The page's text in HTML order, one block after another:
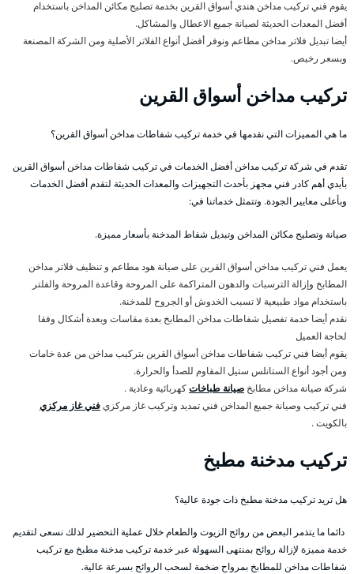
يقوم فني تركيب مداخن هندي أسواق القرين بخدمة تصليح مكائن المداخن باستخدام
أفضل المعدات الحديثة لصيانة جميع الاعطال والمشاكل.
أيضا تبديل فلاتر مداخن مطاعم ونوفر أفضل أنواع الفلاتر الأصلية ومن الشركة المصنعة
وبسعر رخيص.
تركيب مداخن أسواق القرين
ما هي المميزات التي نقدمها في خدمة تركيب شفاطات مداخن أسواق القرين؟
تقدم في شركة تركيب مداخن أفضل الخدمات في تركيب شفاطات مداخن أسواق القرين
بأيدي أهم كادر فني مجهز بأحدث التجهيزات والمعدات الحديثة لتقدم أفضل الخدمات
وبأعلى معايير الجودة. وتتمثل خدماتنا في:
صيانة وتصليح مكائن المداخن وتبديل شفاط المدخنة بأسعار مميزة.
يعمل فني تركيب مداخن أسواق القرين على صيانة هود مطاعم و تنظيف فلاتر مداخن
المطابخ وإزالة الترسبات والدهون المتراكمة على المروحة وقاعدة المروحة والفلتر
باستخدام مواد طبيعية لا تسبب الخدوش أو الجروح للمدخنة.
نقدم أيضا خدمة تفصيل شفاطات مداخن المطابخ بعدة مقاسات وبعدة أشكال وفقا
لحاجة العميل
يقوم أيضا فني تركيب شفاطات مداخن أسواق القرين بتركيب مداخن من عدة خامات
ومن أجود أنواع الستانلس ستيل المقاوم للصدأ والحرارة.
شركة صيانة مداخن مطابخ صيانة طباخاتكهربائية وعادية .
فني تركيب وصيانة جميع المداخن فني تمديد وتركيب غاز مركزيفني غاز مركزي
بالكويت .
تركيب مدخنة مطبخ
هل تريد تركيب مدخنة مطبخ ذات جودة عالية؟
دائما ما يتذمر البعض من روائح الزيوت والطعام خلال عملية التحضير لذلك نسعى لتقديم
خدمة مميزة لإزالة روائح بمنتهى السهولة عبر خدمة تركيب مدخنة مطبخ مع تركيب
شفاطات مداخن للمطابخ بمرواح ضخمة لسحب الروائح بسرعة عالية.